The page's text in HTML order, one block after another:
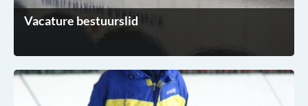
Vacature bestuurslid